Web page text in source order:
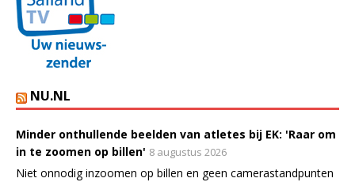
NU.NL
Minder onthullende beelden van atletes bij EK: 'Raar om
in te zoomen op billen' 8 augustus 2026
Niet onnodig inzoomen op billen en geen camerastandpunten